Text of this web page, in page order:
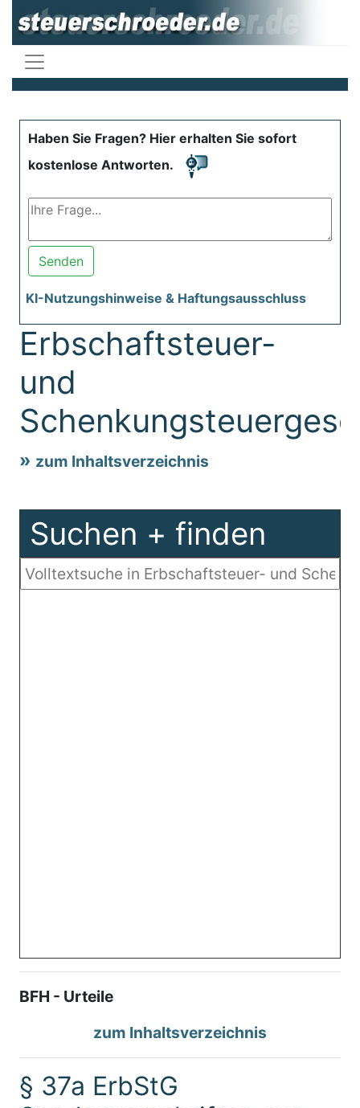
Haben Sie Fragen? Hier erhalten Sie sofort
kostenlose Antworten.
Senden
KI-Nutzungshinweise & Haftungsausschluss
Erbschaftsteuer-
und
zum Inhaltsverzeichnis
Suchen + finden
BFH - Urteile
zum Inhaltsverzeichnis
§ 37a ErbStG